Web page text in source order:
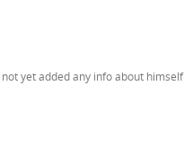
yet added any info about himself